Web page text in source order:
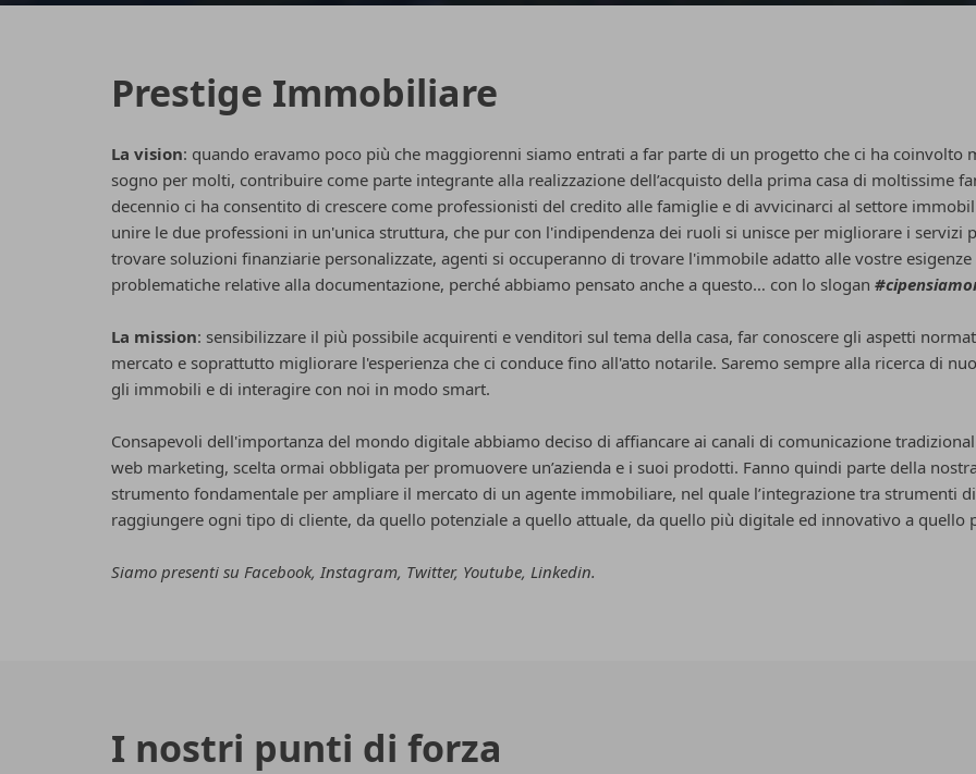
Prestige Immobiliare
La vision: quando eravamo poco più che maggiorenni siamo entrati a far parte di un progetto che ci ha
sogno per molti, contribuire come parte integrante alla realizzazione dell’acquisto della prima casa di moltissime
decennio ci ha consentito di crescere come professionisti del credito alle famiglie e di avvicinarci al settore
unire le due professioni in un'unica struttura, che pur con l'indipendenza dei ruoli si unisce per migliorare i servizi
trovare soluzioni finanziarie personalizzate, agenti si occuperanno di trovare l'immobile adatto alle vostre
problematiche relative alla documentazione, perché abbiamo pensato anche a questo… con lo slogan
La mission: sensibilizzare il più possibile acquirenti e venditori sul tema della casa, far conoscere gli aspetti
mercato e soprattutto migliorare l'esperienza che ci conduce fino all'atto notarile. Saremo sempre alla ricerca di
gli immobili e di interagire con noi in modo smart.
Consapevoli dell'importanza del mondo digitale abbiamo deciso di affiancare ai canali di comunicazione
web marketing, scelta ormai obbligata per promuovere un’azienda e i suoi prodotti. Fanno quindi parte della
strumento fondamentale per ampliare il mercato di un agente immobiliare, nel quale l’integrazione tra strumenti
raggiungere ogni tipo di cliente, da quello potenziale a quello attuale, da quello più digitale ed innovativo a
Siamo presenti su Facebook, Instagram, Twitter, Youtube, Linkedin.
I nostri punti di forza